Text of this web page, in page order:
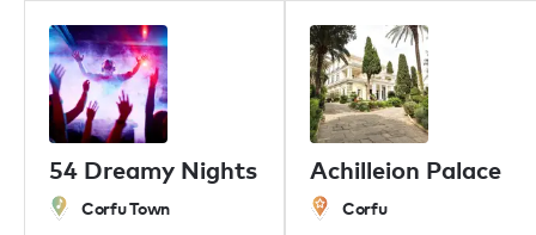
54 Dreamy Nights
Corfu Town
Achilleion Palace
Corfu